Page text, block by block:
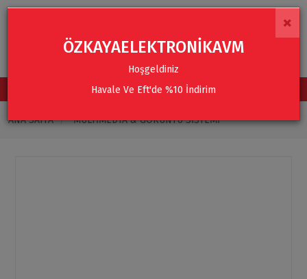
TÜM KATEGORİLER
ANA SAYFA MULTIMEDYA & GÖRÜNTÜ SISTEMI
×
ÖZKAYAELEKTRONİKAVM
Hoşgeldiniz
Havale Ve Eft'de %10 İndirim